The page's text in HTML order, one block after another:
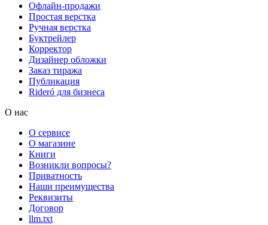
Офлайн-продажи
Простая верстка
Ручная верстка
Буктрейлер
Корректор
Дизайнер обложки
Заказ тиража
Публикация
Rideró для бизнеса
О нас
О сервисе
О магазине
Книги
Возникли вопросы?
Приватность
Наши преимущества
Реквизиты
Договор
llm.txt